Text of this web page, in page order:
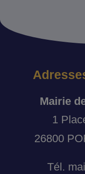
Mairie
1
26800
Tél.